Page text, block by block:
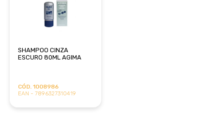
SHAMPOO CINZA
ESCURO 80ML AGIMA
CÓD. 1008986
EAN - 7896327310419